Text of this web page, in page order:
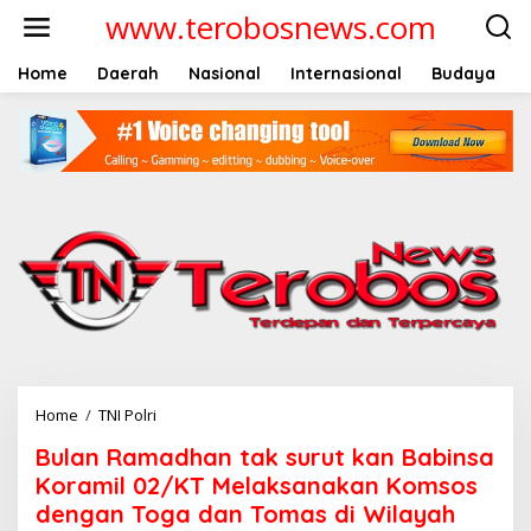
t
www.terobosnews.com
Home Daerah Nasional Internasional Budaya
Home / TNI Polri
l
a
n
R
Bulan Ramadhan tak surut kan Babinsa
Koramil 02/KT Melaksanakan Komsos
dengan Toga dan Tomas di Wilayah